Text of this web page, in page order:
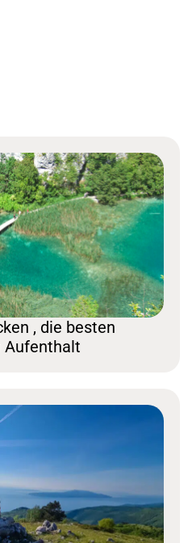
, die besten
Aufenthalt